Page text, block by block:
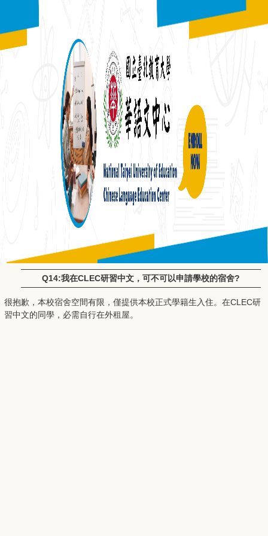
Q14:我在CLEC研習中文，可不可以申請學校的宿舍?
很抱歉，本校宿舍空間有限，僅提供本校正式學籍生入住。在CLEC研
習中文的同學，必需自行在外租屋。